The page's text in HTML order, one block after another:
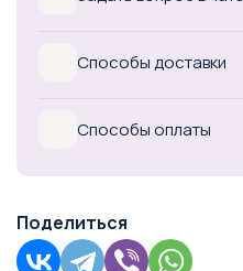
Способы доставки
Способы оплаты
Поделиться